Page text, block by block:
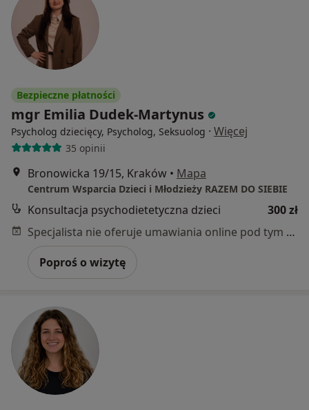
Bezpieczne płatności
mgr Emilia Dudek-Martynus
Psycholog dziecięcy, Psycholog, Seksuolog · Więcej
35 opinii
Bronowicka 19/15, Kraków • Mapa
Centrum Wsparcia Dzieci i Młodzieży RAZEM DO SIEBIE
Konsultacja psychodietetyczna dzieci
300 zł
Specjalista nie oferuje umawiania online pod tym adresem.
Poproś o wizytę